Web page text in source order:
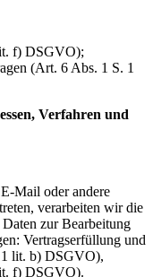
f) DSGVO);
(Art. 6 Abs. 1 S. 1
Verfahren und
Mail oder andere
verarbeiten wir die
zur Bearbeitung
Vertragserfüllung und
lit. b) DSGVO),
f) DSGVO).